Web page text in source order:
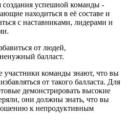
создания успешной команды -
находиться в её составе и
с наставниками, лидерами и
от людей,
балласт.
участники команды знают, что вы
от такого балласта. Для
демонстрировать высокие
они должны знать, что вы
к непродуктивным